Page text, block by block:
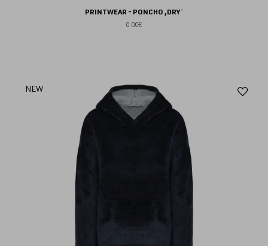
PRINTWEAR - PONCHO ,DRY´
0.00€
NEW